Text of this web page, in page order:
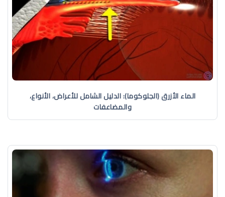
الماء الأزرق (الجلوكوما): الدليل الشامل للأعراض، الأنواع،
والمضاعفات